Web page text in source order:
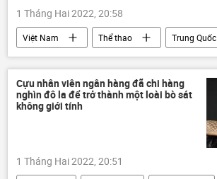
1 Tháng Hai 2022, 20:58
Việt Nam Thể thao
Trung Quốc
bóng đá
World Cup 2022
Park Hang-seo
Đội tuyển bóng đá quốc gia Việt Nam
Cựu nhân viên ngân hàng đã chi hàng
nghìn đô la để trở thành một loài bò sát
không giới tính
1 Tháng Hai 2022, 20:51